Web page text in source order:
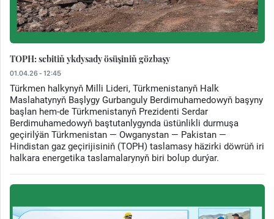
TOPH: sebitiň ykdysady ösüşiniň gözbaşy
01.04.26 - 12:45
Türkmen halkynyň Milli Lideri, Türkmenistanyň Halk
Maslahatynyň Başlygy Gurbanguly Berdimuhamedowyň başyny
başlan hem-de Türkmenistanyň Prezidenti Serdar
Berdimuhamedowyň baştutanlygynda üstünlikli durmuşa
geçirilýän Türkmenistan — Owganystan — Pakistan —
Hindistan gaz geçirijisiniň (TOPH) taslamasy häzirki döwrüň iri
halkara energetika taslamalarynyň biri bolup durýar.